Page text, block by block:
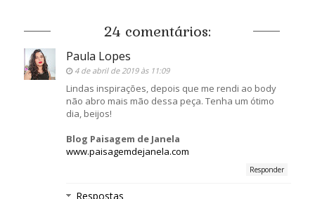
24 comentários:
Paula Lopes
4 de abril de 2019 às 11:09
Lindas inspirações, depois que me rendi ao body
não abro mais mão dessa peça. Tenha um ótimo
dia, beijos!
Blog Paisagem de Janela
www.paisagemdejanela.com
Responder
Respostas